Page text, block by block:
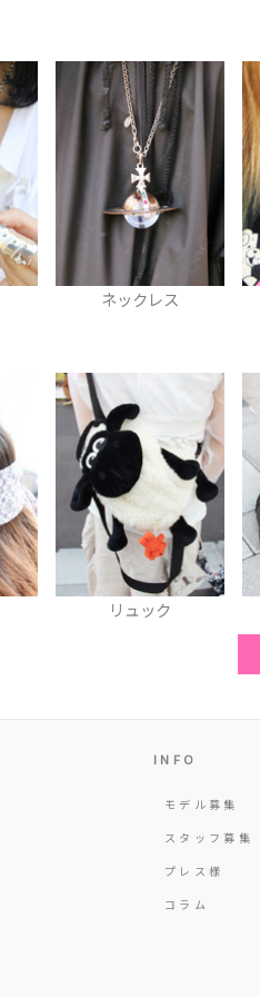
チョーカー
ブーティ
INFO
モデル募集
スタッフ募集
プレス様
コラム